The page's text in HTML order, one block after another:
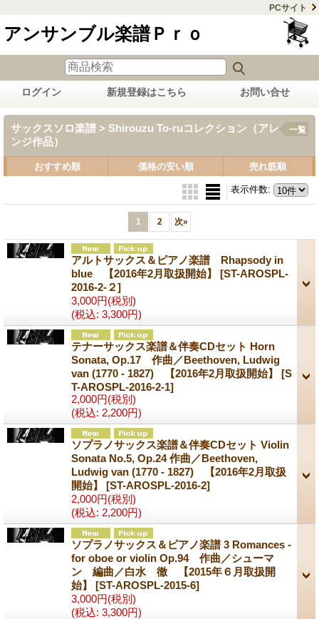
PCサイト
アンサンブル楽譜Ｐｒｏ
ログイン 新規登録はこちら お問い合せ
サックスソロ楽譜 > Shirouzu To-ruコレクション（アレ
ンジ作品）
一覧
おすすめ順 価格の安い順 売れ筋順
表示件数:
1 2 次»
アルトサックス＆ピアノ楽譜 Rhapsody in
blue 【2016年2月取扱開始】 [ST-AROSPL-
2016-2-２]
3,000円(税別)
(税込: 3,300円)
テナーサックス楽譜＆伴奏CDセット Horn
Sonata, Op.17 作曲／Beethoven, Ludwig
van (1770 - 1827) 【2016年2月取扱開始】 [S
T-AROSPL-2016-2-1]
2,000円(税別)
(税込: 2,200円)
ソプラノサックス楽譜＆伴奏CDセット Violin
Sonata No.5, Op.24 作曲／Beethoven,
Ludwig van (1770 - 1827) 【2016年2月取扱
開始】 [ST-AROSPL-2016-2]
2,000円(税別)
(税込: 2,200円)
ソプラノサックス＆ピアノ楽譜 3 Romances -
for oboe or violin Op.94 作曲／シューマ
ン 編曲／白水 徹 【2015年６月取扱開
始】 [ST-AROSPL-2015-6]
3,000円(税別)
(税込: 3,300円)